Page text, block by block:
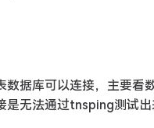
数据库可以连接，主要
是无法通过tnsping测试出